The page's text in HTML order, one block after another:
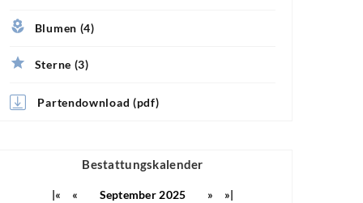
Blumen (4)
Sterne (3)
Partendownload (pdf)
Bestattungskalender
|« « September 2025 » »|